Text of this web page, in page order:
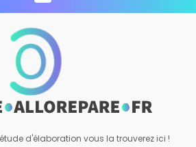
d'élaboration vous la trouverez ici !